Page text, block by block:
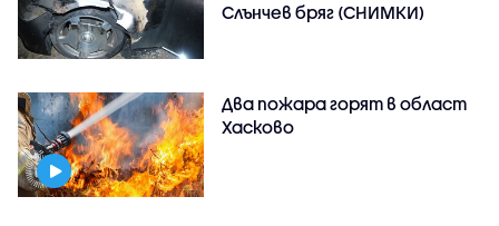
Слънчев бряг (СНИМКИ)
Два пожара горят в област
Хасково